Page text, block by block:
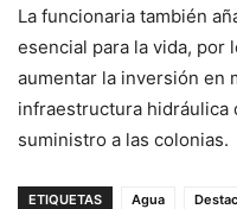
La funcionaria también
esencial para la vida, por
aumentar la inversión en
infraestructura hidráulica
suministro a las colonias.
ETIQUETAS Agua